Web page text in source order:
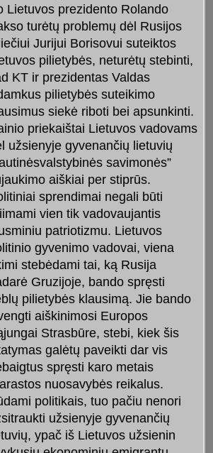
Lietuvos prezidento Rolando
turėtų problemų dėl Rusijos
Jurijui Borisovui suteiktos
pilietybės, neturėtų stebinti,
KT ir prezidentas Valdas
pilietybės suteikimo
siekė riboti bei apsunkinti.
priekaištai Lietuvos vadovams
užsienyje gyvenančių lietuvių
savimonės”
aiškiai per stiprūs.
sprendimai negali būti
vien tik vadovaujantis
patriotizmu. Lietuvos
gyvenimo vadovai, viena
stebėdami tai, ką Rusija
Gruzijoje, bando spręsti
pilietybės klausimą. Jie bando
aiškinimosi Europos
Strasbūre, stebi, kiek šis
galėtų paveikti dar vis
spręsti karo metais
nuosavybės reikalus.
politikais, tuo pačiu nenori
užsienyje gyvenančių
ypač iš Lietuvos užsienin